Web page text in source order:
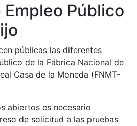
Público
públicas las diferentes
de la Fábrica Nacional de
Casa de la Moneda (FNMT-
abiertos es necesario
de solicitud a las pruebas